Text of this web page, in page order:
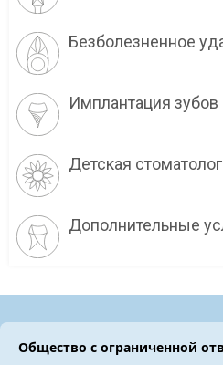
Безболезненное
Имплантация зубов
Детская
Дополнительные
Общество с ограниченной